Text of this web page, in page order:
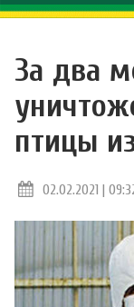
За два
птицы
02.02.2021 |